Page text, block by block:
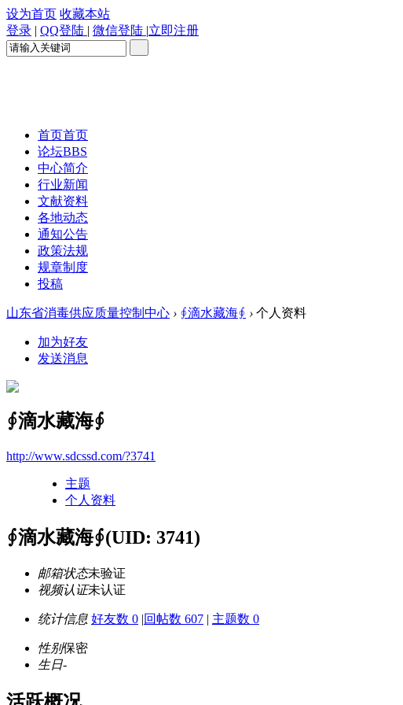
设为首页 收藏本站
登录 | QQ登陆 | 微信登陆 |立即注册
首页首页
论坛BBS
中心简介
行业新闻
文献资料
各地动态
通知公告
政策法规
规章制度
投稿
山东省消毒供应质量控制中心 › ∮滴水藏海∮ › 个人资料
加为好友
发送消息
∮滴水藏海∮
http://www.sdcssd.com/?3741
主题
个人资料
∮滴水藏海∮(UID: 3741)
邮箱状态未验证
视频认证未认证
统计信息 好友数 0 |回帖数 607 | 主题数 0
性别保密
生日-